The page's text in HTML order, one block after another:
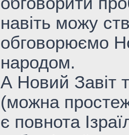
навіть можу
обговорюємо
народом.
А Новий Завіт
(можна
є повнота